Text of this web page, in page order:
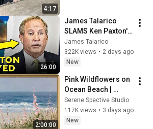
4:17
26:00
James Talarico
SLAMS Ken Paxton's
Corruption LIVE ON
AIR
James Talarico
322K views • 2 days ago
New
2:00:00
Pink Wildflowers on
Ocean Beach |
Vintage Coastal
Seascape Oil
Painting | 4K
Serene Spective Studio
117K views • 3 days ago
New